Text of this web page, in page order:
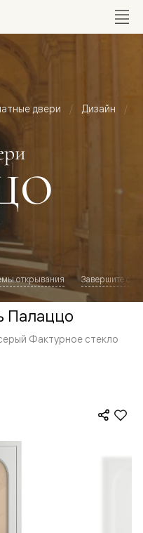
двери Дизайн
открывания Завершите
Палаццо
Фактурное стекло